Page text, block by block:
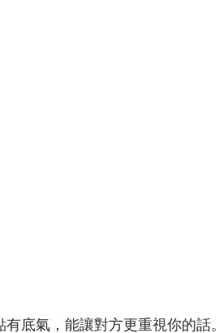
底氣，能讓對方更重視你的話。